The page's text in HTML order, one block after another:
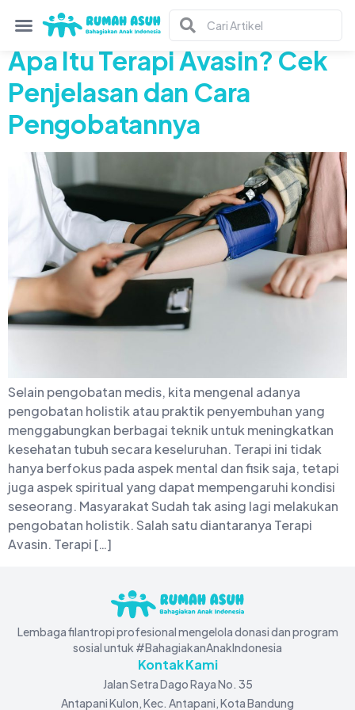
Tag: diabetes
Apa Itu Terapi Avasin? Cek
Penjelasan dan Cara
Pengobatannya
Selain pengobatan medis, kita mengenal adanya
pengobatan holistik atau praktik penyembuhan yang
menggabungkan berbagai teknik untuk meningkatkan
kesehatan tubuh secara keseluruhan. Terapi ini tidak
hanya berfokus pada aspek mental dan fisik saja, tetapi
juga aspek spiritual yang dapat mempengaruhi kondisi
seseorang. Masyarakat Sudah tak asing lagi melakukan
pengobatan holistik. Salah satu diantaranya Terapi
Avasin. Terapi […]
Lembaga filantropi profesional mengelola donasi dan program
sosial untuk #BahagiakanAnakIndonesia
Kontak Kami
Jalan Setra Dago Raya No. 35
Antapani Kulon, Kec. Antapani, Kota Bandung